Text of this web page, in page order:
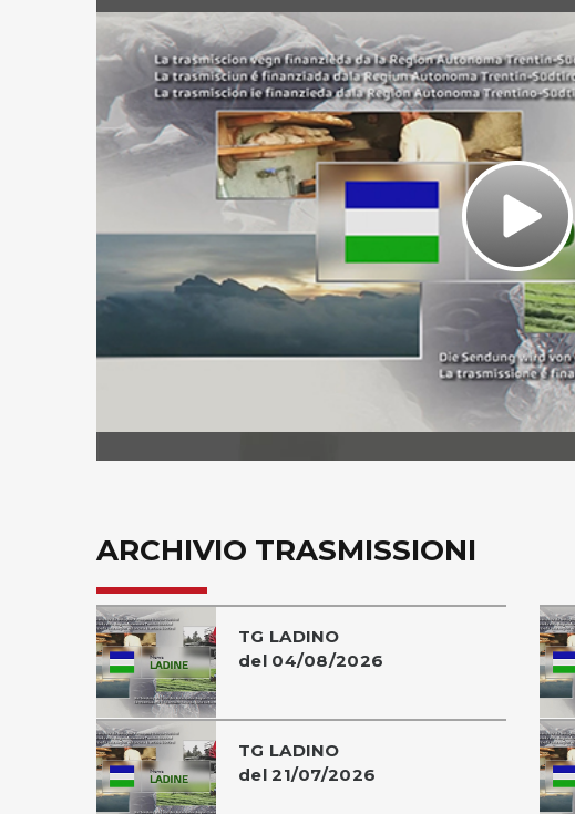
Play
ARCHIVIO TRASMISSIONI
TG LADINO
del 04/08/2026
TG LADINO
del 21/07/2026